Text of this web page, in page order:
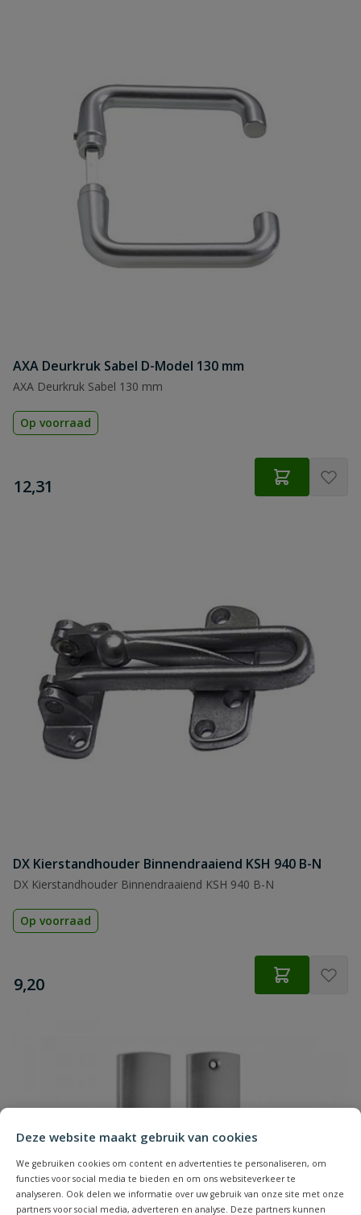
Deze website maakt gebruik van cookies
We gebruiken cookies om content en advertenties te personaliseren, om
functies voor social media te bieden en om ons websiteverkeer te
analyseren. Ook delen we informatie over uw gebruik van onze site met onze
partners voor social media, adverteren en analyse. Deze partners kunnen
AXA Deurkruk Sabel D-Model 130 mm
AXA Deurkruk Sabel 130 mm
Op voorraad
€
12,31
DX Kierstandhouder Binnendraaiend KSH 940 B-N
DX Kierstandhouder Binnendraaiend KSH 940 B-N
Op voorraad
€
9,20